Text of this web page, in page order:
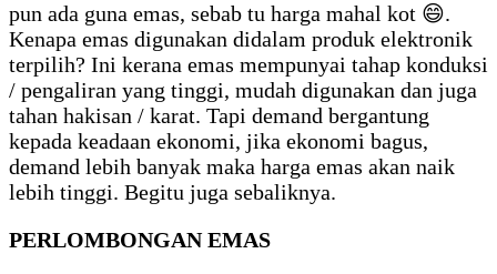
pun ada guna emas, sebab tu harga mahal kot 😄.
Kenapa emas digunakan didalam produk elektronik
terpilih? Ini kerana emas mempunyai tahap konduksi
/ pengaliran yang tinggi, mudah digunakan dan juga
tahan hakisan / karat. Tapi demand bergantung
kepada keadaan ekonomi, jika ekonomi bagus,
demand lebih banyak maka harga emas akan naik
lebih tinggi. Begitu juga sebaliknya.
PERLOMBONGAN EMAS